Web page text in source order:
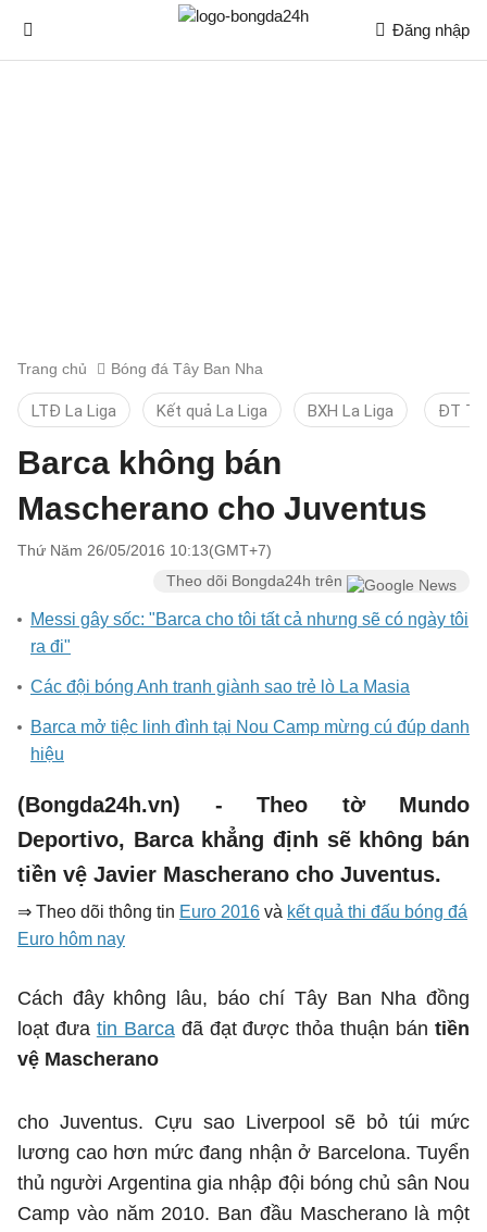
Đăng nhập
Trang chủ Bóng đá Tây Ban Nha
LTĐ La Liga Kết quả La Liga BXH La Liga ĐT
Barca không bán
Mascherano cho Juventus
Thứ Năm 26/05/2016 10:13(GMT+7)
Theo dõi Bongda24h trên
Messi gây sốc: "Barca cho tôi tất cả nhưng sẽ có ngày tôi
ra đi"
Các đội bóng Anh tranh giành sao trẻ lò La Masia
Barca mở tiệc linh đình tại Nou Camp mừng cú đúp danh
hiệu
(Bongda24h.vn) - Theo tờ Mundo
Deportivo, Barca khẳng định sẽ không bán
tiền vệ Javier Mascherano cho Juventus.
⇒ Theo dõi thông tin Euro 2016 và kết quả thi đấu bóng đá
Euro hôm nay
Cách đây không lâu, báo chí Tây Ban Nha đồng
loạt đưa tin Barcađã đạt được thỏa thuận bántiền
vệ Mascherano
cho Juventus. Cựu sao Liverpool sẽ bỏ túi mức
lương cao hơn mức đang nhận ở Barcelona. Tuyển
thủ người Argentina gia nhập đội bóng chủ sân Nou
Camp vào năm 2010. Ban đầu Mascherano là một